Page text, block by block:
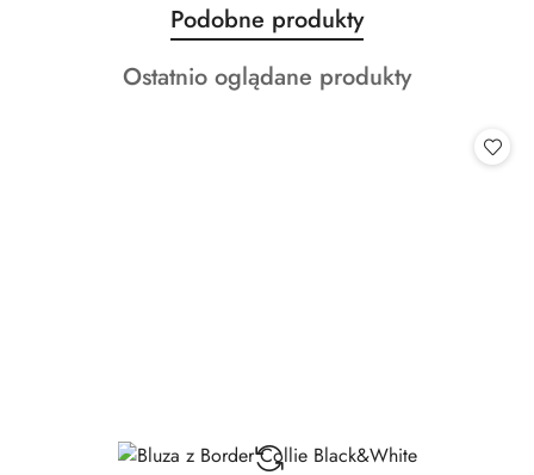
Pomiń karuzelę produktów
Produkty
o
statusie:
Podobne produkty
Produkty
Ostatnio oglądane produkty